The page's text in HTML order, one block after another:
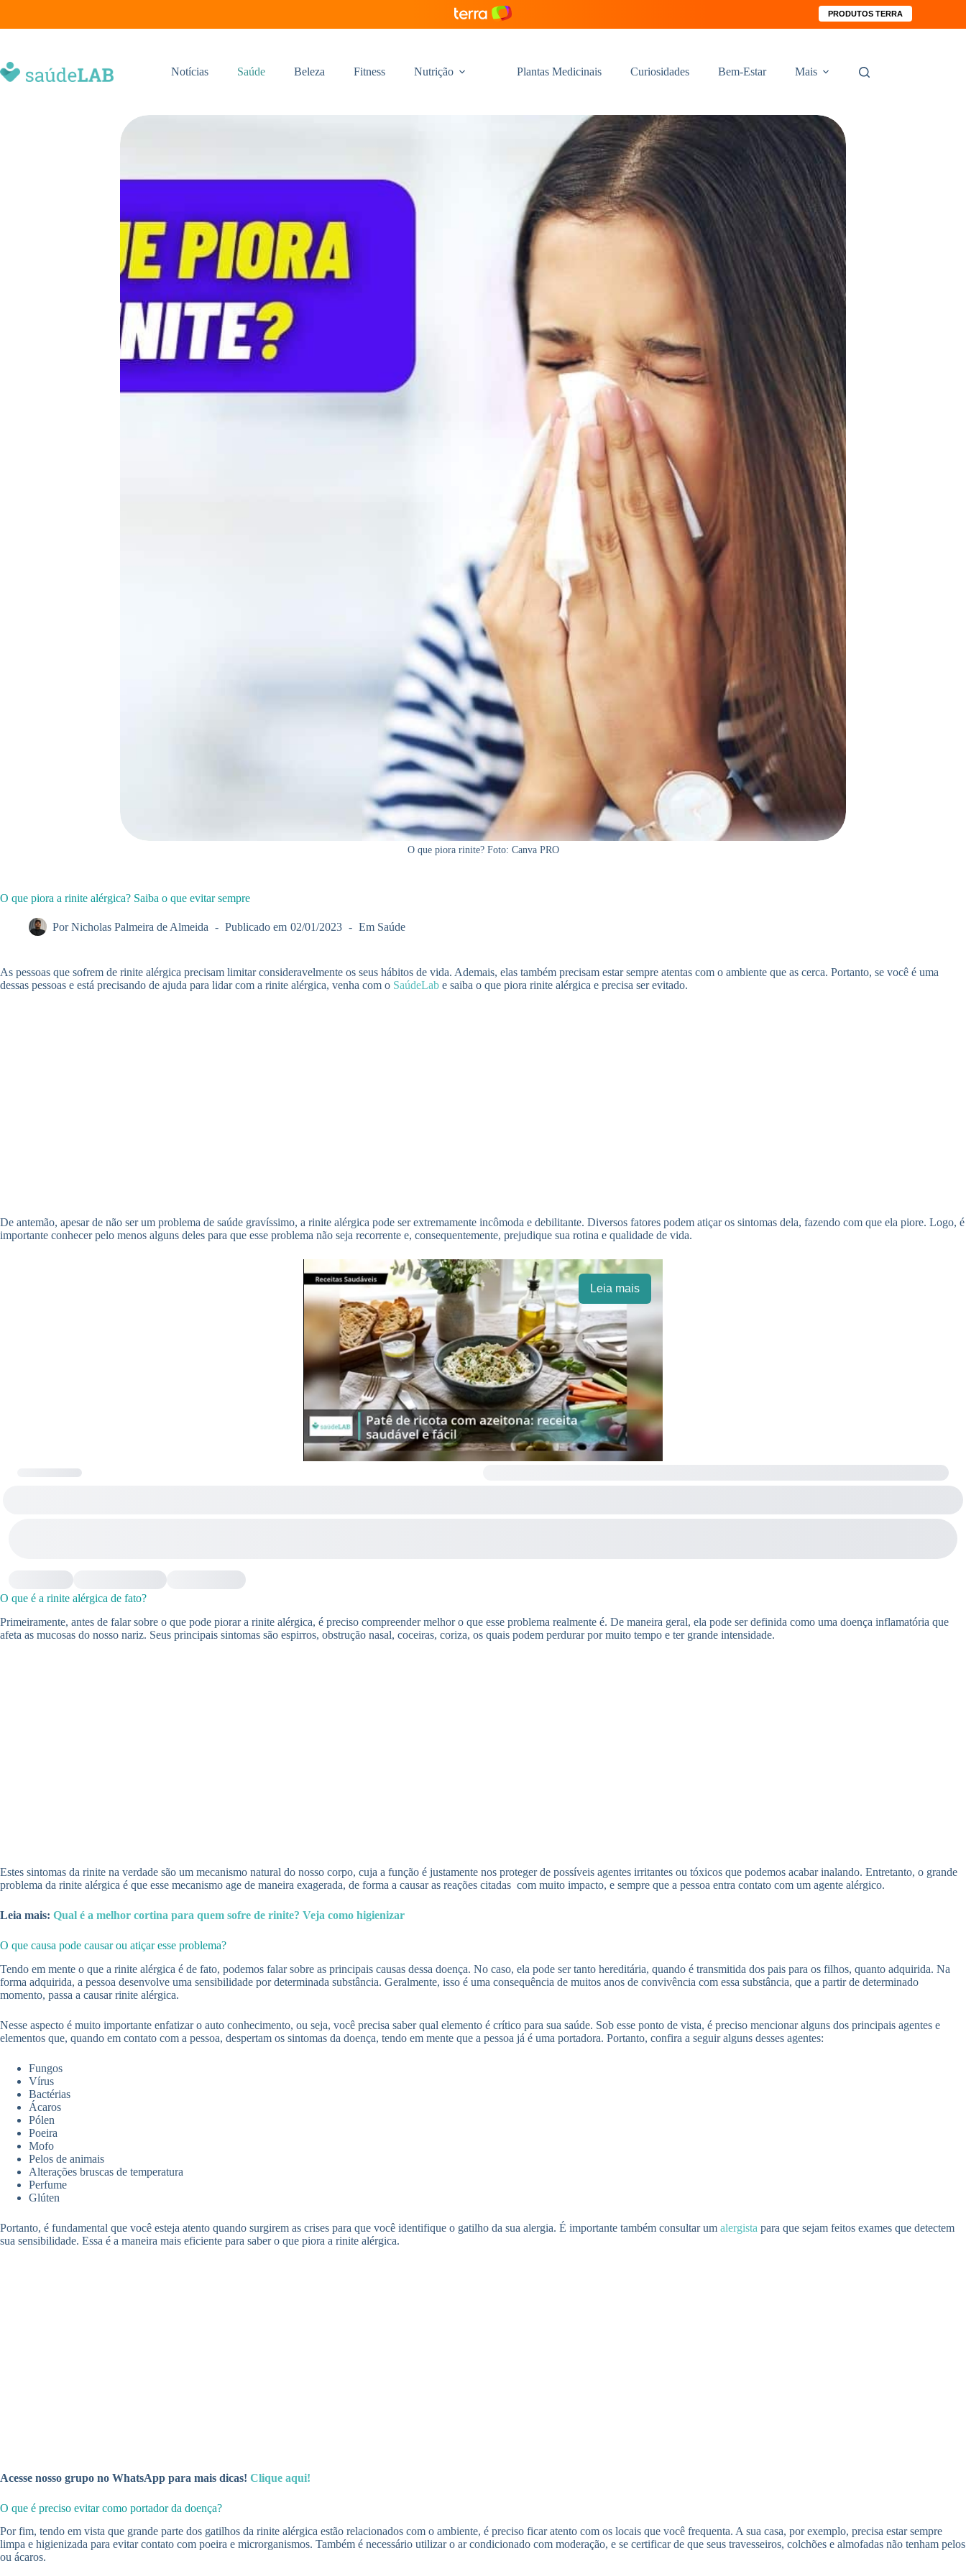
PRODUTOS TERRA
Notícias Saúde Beleza Fitness Nutrição Plantas Medicinais Curiosidades Bem-Estar Mais
O que piora rinite? Foto: Canva PRO
O que piora a rinite alérgica? Saiba o que evitar sempre
Por Nicholas Palmeira de Almeida Publicado em 02/01/2023 Em Saúde
As pessoas que sofrem de rinite alérgica precisam limitar consideravelmente os seus hábitos de vida. Ademais, elas também precisam estar sempre atentas com o ambiente que as cerca. Portanto, se você é uma
dessas pessoas e está precisando de ajuda para lidar com a rinite alérgica, venha com o SaúdeLab e saiba o que piora rinite alérgica e precisa ser evitado.
De antemão, apesar de não ser um problema de saúde gravíssimo, a rinite alérgica pode ser extremamente incômoda e debilitante. Diversos fatores podem atiçar os sintomas dela, fazendo com que ela piore. Logo, é
importante conhecer pelo menos alguns deles para que esse problema não seja recorrente e, consequentemente, prejudique sua rotina e qualidade de vida.
Leia mais
O que é a rinite alérgica de fato?
Primeiramente, antes de falar sobre o que pode piorar a rinite alérgica, é preciso compreender melhor o que esse problema realmente é. De maneira geral, ela pode ser definida como uma doença inflamatória que
afeta as mucosas do nosso nariz. Seus principais sintomas são espirros, obstrução nasal, coceiras, coriza, os quais podem perdurar por muito tempo e ter grande intensidade.
Estes sintomas da rinite na verdade são um mecanismo natural do nosso corpo, cuja a função é justamente nos proteger de possíveis agentes irritantes ou tóxicos que podemos acabar inalando. Entretanto, o grande
problema da rinite alérgica é que esse mecanismo age de maneira exagerada, de forma a causar as reações citadas com muito impacto, e sempre que a pessoa entra contato com um agente alérgico.
Leia mais: Qual é a melhor cortina para quem sofre de rinite? Veja como higienizar
O que causa pode causar ou atiçar esse problema?
Tendo em mente o que a rinite alérgica é de fato, podemos falar sobre as principais causas dessa doença. No caso, ela pode ser tanto hereditária, quando é transmitida dos pais para os filhos, quanto adquirida. Na
forma adquirida, a pessoa desenvolve uma sensibilidade por determinada substância. Geralmente, isso é uma consequência de muitos anos de convivência com essa substância, que a partir de determinado
momento, passa a causar rinite alérgica.
Nesse aspecto é muito importante enfatizar o auto conhecimento, ou seja, você precisa saber qual elemento é crítico para sua saúde. Sob esse ponto de vista, é preciso mencionar alguns dos principais agentes e
elementos que, quando em contato com a pessoa, despertam os sintomas da doença, tendo em mente que a pessoa já é uma portadora. Portanto, confira a seguir alguns desses agentes:
Fungos
Vírus
Bactérias
Ácaros
Pólen
Poeira
Mofo
Pelos de animais
Alterações bruscas de temperatura
Perfume
Glúten
Portanto, é fundamental que você esteja atento quando surgirem as crises para que você identifique o gatilho da sua alergia. É importante também consultar um alergista para que sejam feitos exames que detectem
sua sensibilidade. Essa é a maneira mais eficiente para saber o que piora a rinite alérgica.
Acesse nosso grupo no WhatsApp para mais dicas! Clique aqui!
O que é preciso evitar como portador da doença?
Por fim, tendo em vista que grande parte dos gatilhos da rinite alérgica estão relacionados com o ambiente, é preciso ficar atento com os locais que você frequenta. A sua casa, por exemplo, precisa estar sempre
limpa e higienizada para evitar contato com poeira e microrganismos. Também é necessário utilizar o ar condicionado com moderação, e se certificar de que seus travesseiros, colchões e almofadas não tenham pelos
ou ácaros.